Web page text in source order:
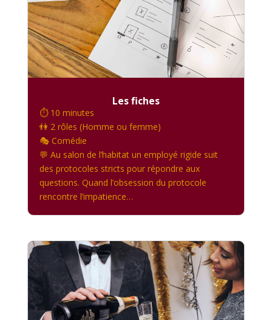
Les fiches
⏱️ 10 minutes
👫 2 rôles (Homme ou femme)
🎭 Comédie
💬 Au salon de l’habitat un employé rigide suit
des protocoles stricts pour répondre aux
questions. Quand l’obsession du protocole
rencontre l’impatience…